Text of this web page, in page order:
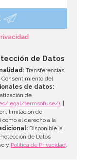
de Datos
Transferencias
Consentimiento del
de datos:
de
legal/termsofuse/). |
limitación de
el derecho a la
Disponible la
de Datos
y Política de Privacidad.